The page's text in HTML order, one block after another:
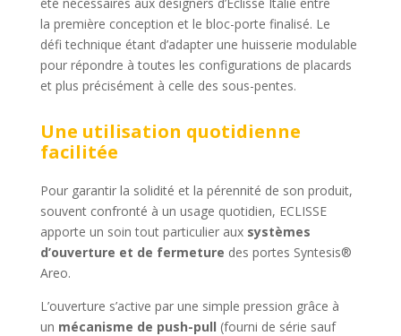
la première conception et le bloc-porte finalisé. Le
défi technique étant d’adapter une huisserie modulable
pour répondre à toutes les configurations de placards
et plus précisément à celle des sous-pentes.
Une utilisation quotidienne
facilitée
Pour garantir la solidité et la pérennité de son produit,
souvent confronté à un usage quotidien, ECLISSE
apporte un soin tout particulier aux systèmes
d’ouverture et de fermeture des portes Syntesis®
Areo.
L’ouverture s’active par une simple pression grâce à
un mécanisme de push-pull (fourni de série sauf